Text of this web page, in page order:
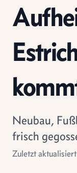
Neubau,
frisch
Zuletzt